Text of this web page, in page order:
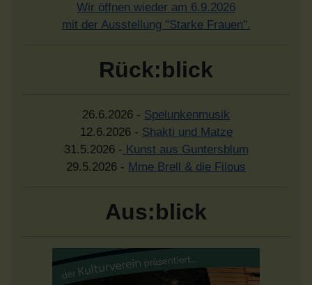
Wir öffnen wieder am 6.9.2026
mit der Ausstellung "Starke Frauen".
Rück:blick
26.6.2026 - Spelunkenmusik
12.6.2026 - Shakti und Matze
31.5.2026 - Kunst aus Guntersblum
29.5.2026 - Mme Brell & die Filous
Aus:blick